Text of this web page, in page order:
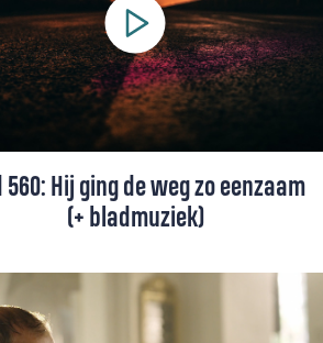
560: Hij ging de weg zo eenzaam
(+ bladmuziek)
gaat over de kruisweg van Jezus.
de stilte van Getsemane tot de
op Golgotha volgt het lied drie